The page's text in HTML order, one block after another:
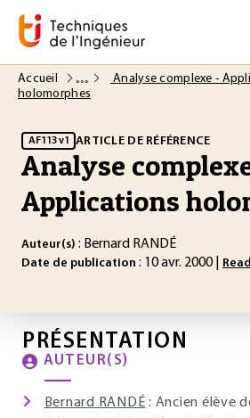
Accueil
Analyse complexe -
holomorphes
AF113 v1 ARTICLE DE RÉFÉRENCE
Analyse
Applications
Auteur(s) : Bernard RANDÉ
Date de publication : 10 avr. 2000 |
PRÉSENTATION
AUTEUR(S)
Bernard RANDÉ : Ancien élève